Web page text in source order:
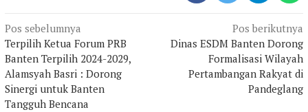
Navigasi
pos
Pos sebelumnya
Terpilih Ketua Forum PRB
Banten Terpilih 2024-2029,
Alamsyah Basri : Dorong
Sinergi untuk Banten
Tangguh Bencana
Pos berikutnya
Dinas ESDM Banten Dorong
Formalisasi Wilayah
Pertambangan Rakyat di
Pandeglang